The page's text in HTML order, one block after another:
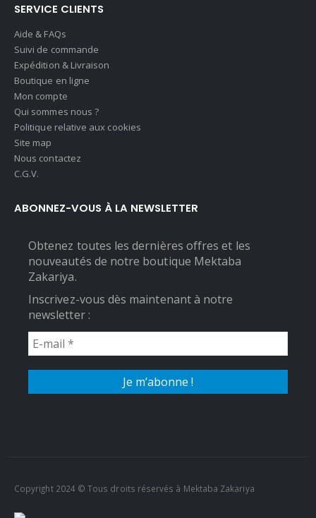
SERVICE CLIENTS
Aide & FAQs
Suivi de commande
Expédition & Livraison
Boutique en ligne
Mon compte
Qui sommes nous ?
Politique relative aux cookies
Site map
Nous contactez
C.G.V.
ABONNEZ-VOUS À LA NEWSLETTER
Obtenez toutes les dernières offres et les
nouveautés de notre boutique Mektaba
Zakariya.
Inscrivez-vous dès maintenant à notre
newsletter :
Copyright 2024 © Tous droits réservés à Mektaba Zakariya